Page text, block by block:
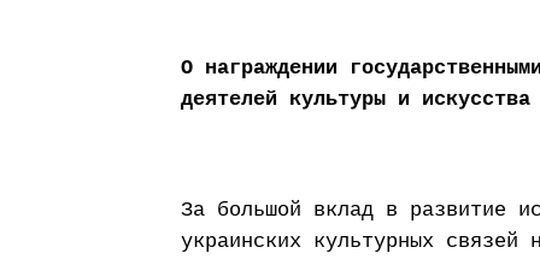
О награждении
деятелей культуры и искусства
За большой вклад в развитие
украинских культурных связей